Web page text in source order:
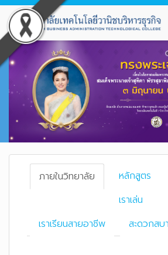
ภายในวิทยาลัย หลักสูตร
เราเล่น
เราเรียนสายอาชีพ
สะดวกสบ